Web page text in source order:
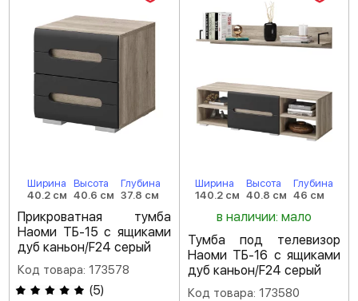
Ширина
40.2 см
Высота
40.6 см
Глубина
37.8 см
Прикроватная тумба
Наоми ТБ-15 с ящиками
дуб каньон/F24 серый
Код товара: 173578
(5)
Ширина
140.2 см
Высота
40.8 см
Глубина
46 см
в наличии: мало
Тумба под телевизор
Наоми ТБ-16 с ящиками
дуб каньон/F24 серый
Код товара: 173580